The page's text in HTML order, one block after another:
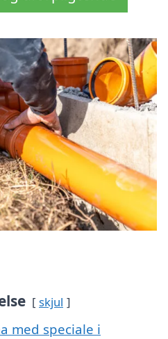
skjul
med speciale i